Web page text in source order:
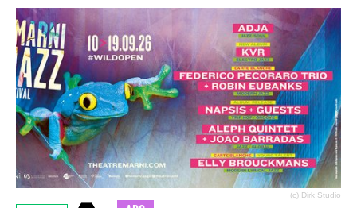
(c) Dirk Studio